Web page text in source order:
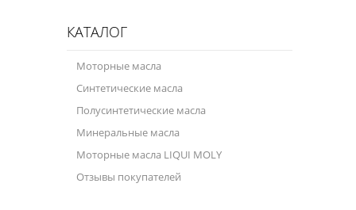
КАТАЛОГ
Моторные масла
Синтетические масла
Полусинтетические масла
Минеральные масла
Моторные масла LIQUI MOLY
Отзывы покупателей